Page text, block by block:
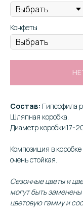
Конфеты
Состав: Гипсофила
Шляпная коробка.
Диаметр коробки17-
Композиция в
очень стойкая.
Сезонные цветы и
могут быть
цветовую гамму и